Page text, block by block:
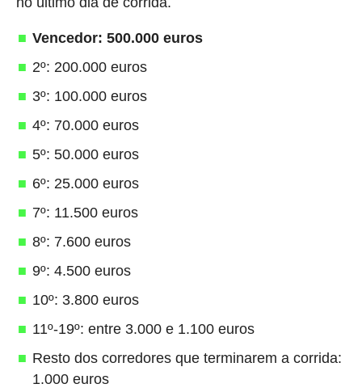
Vencedor: 500.000 euros
2º: 200.000 euros
3º: 100.000 euros
4º: 70.000 euros
5º: 50.000 euros
6º: 25.000 euros
7º: 11.500 euros
8º: 7.600 euros
9º: 4.500 euros
10º: 3.800 euros
11º-19º: entre 3.000 e 1.100 euros
Resto dos corredores que terminarem a corrida:
1.000 euros